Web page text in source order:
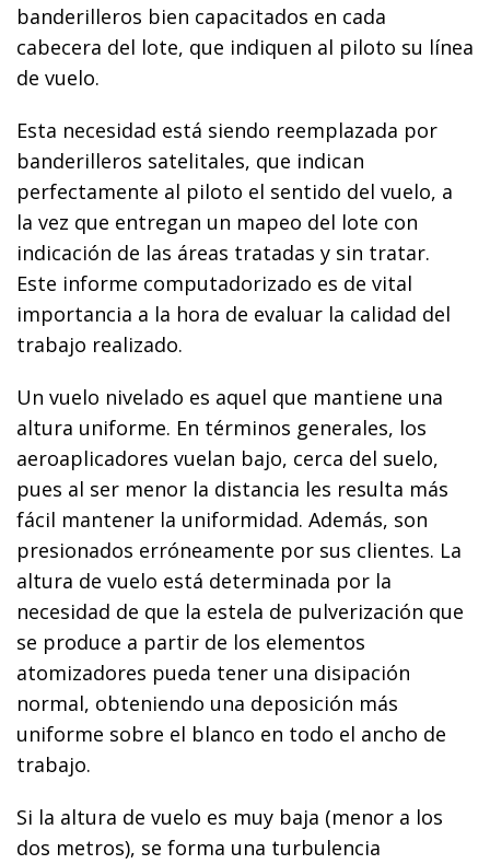
banderilleros bien capacitados en cada
cabecera del lote, que indiquen al piloto su línea
de vuelo.
Esta necesidad está siendo reemplazada por
banderilleros satelitales, que indican
perfectamente al piloto el sentido del vuelo, a
la vez que entregan un mapeo del lote con
indicación de las áreas tratadas y sin tratar.
Este informe computadorizado es de vital
importancia a la hora de evaluar la calidad del
trabajo realizado.
Un vuelo nivelado es aquel que mantiene una
altura uniforme. En términos generales, los
aeroaplicadores vuelan bajo, cerca del suelo,
pues al ser menor la distancia les resulta más
fácil mantener la uniformidad. Además, son
presionados erróneamente por sus clientes. La
altura de vuelo está determinada por la
necesidad de que la estela de pulverización que
se produce a partir de los elementos
atomizadores pueda tener una disipación
normal, obteniendo una deposición más
uniforme sobre el blanco en todo el ancho de
trabajo.
Si la altura de vuelo es muy baja (menor a los
dos metros), se forma una turbulencia